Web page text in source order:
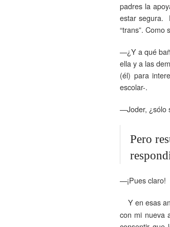
padres la
estar segura.
“trans”. Como
—¿Y a qué
ella y a las
(él) para
escolar-.
—Joder, ¿sólo
Pero
—¡Pues claro!
Y en esas
con mi nueva